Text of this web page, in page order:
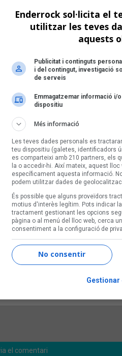
Enderrock sol·licita el
utilitzar les teves
aquests
Publicitat i continguts
i del contingut, investigació
de serveis
Emmagatzemar informació i/
dispositiu
Més informació
Les teves dades personals es
teu dispositiu (galetes, identificadors
es comparteixi amb 210 partners, els
la o accedir-hi. Així mateix, aquest
específicament aquesta informació.
podem utilitzar dades de
És possible que alguns proveïdors
motius d'interès legítim. Pots indicar
tractament gestionant les opcions
pàgina o al menú del lloc web, cerca
consentiment a la configuració de
No consentir
Gestionar